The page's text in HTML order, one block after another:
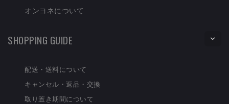
オンヨネについて
SHOPPING GUIDE
配送・送料について
キャンセル・返品・交換
取り置き期間について